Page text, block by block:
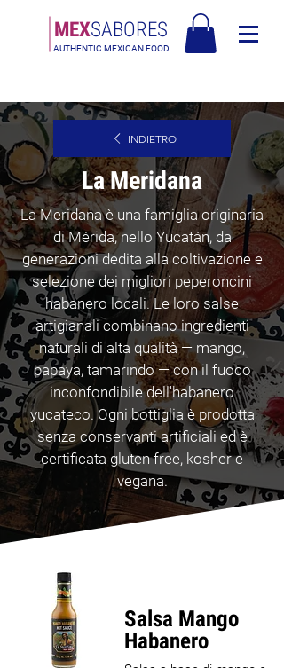
MEXSABORES
AUTHENTIC MEXICAN FOOD
INDIETRO
La Meridana
La Meridana è una famiglia originaria
di Mérida, nello Yucatán, da
generazioni dedita alla coltivazione e
selezione dei migliori peperoncini
habanero locali. Le loro salse
artigianali combinano ingredienti
naturali di alta qualità — mango,
papaya, tamarindo — con il fuoco
inconfondibile dell'habanero
yucateco. Ogni bottiglia è prodotta
senza conservanti artificiali ed è
certificata gluten free, kosher e
vegana.
Salsa Mango
Habanero